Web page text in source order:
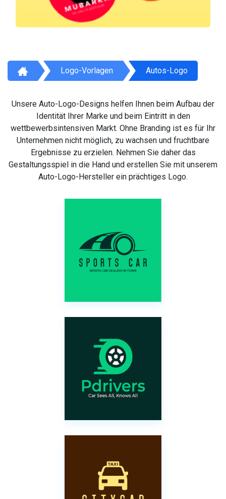
Logo-Vorlagen Autos-Logo
Unsere Auto-Logo-Designs helfen Ihnen beim Aufbau der
Identität Ihrer Marke und beim Eintritt in den
wettbewerbsintensiven Markt. Ohne Branding ist es für Ihr
Unternehmen nicht möglich, zu wachsen und fruchtbare
Ergebnisse zu erzielen. Nehmen Sie daher das
Gestaltungsspiel in die Hand und erstellen Sie mit unserem
Auto-Logo-Hersteller ein prächtiges Logo.